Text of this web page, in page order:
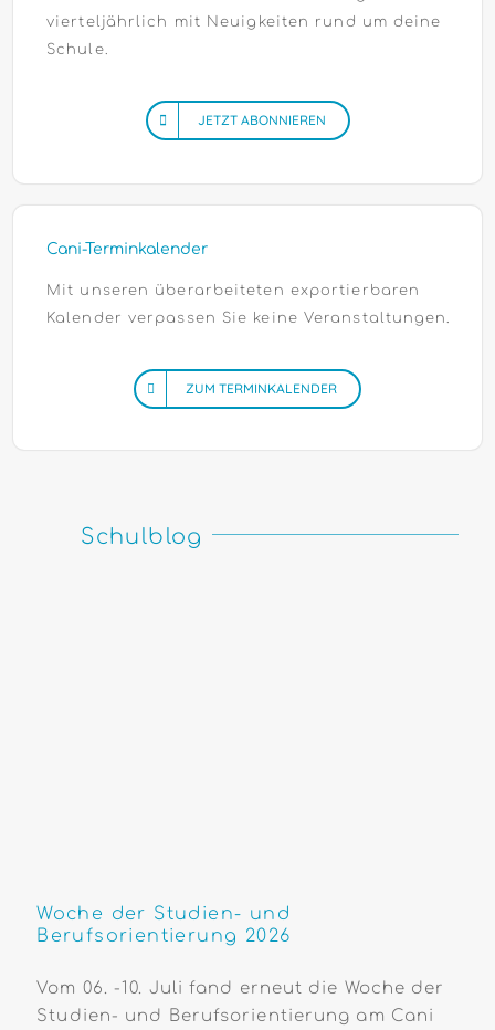
vierteljährlich mit Neuigkeiten rund um deine
Schule.
JETZT ABONNIEREN
Cani-Terminkalender
Mit unseren überarbeiteten exportierbaren
Kalender verpassen Sie keine Veranstaltungen.
ZUM TERMINKALENDER
Schulblog
Woche der Studien- und
Berufsorientierung 2026
Vom 06. -10. Juli fand erneut die Woche der
Studien- und Berufsorientierung am Cani